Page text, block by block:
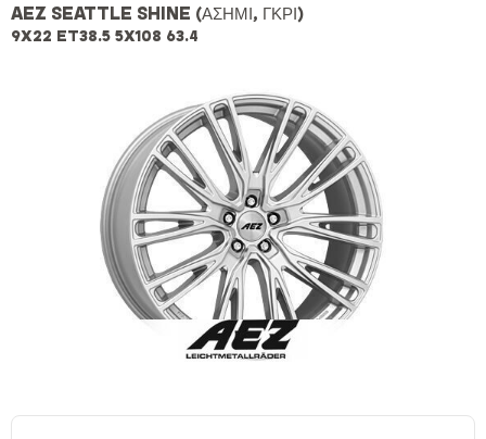
AEZ SEATTLE SHINE (ΑΣΗΜΊ, ΓΚΡΙ)
9X22 ET38.5 5X108 63.4